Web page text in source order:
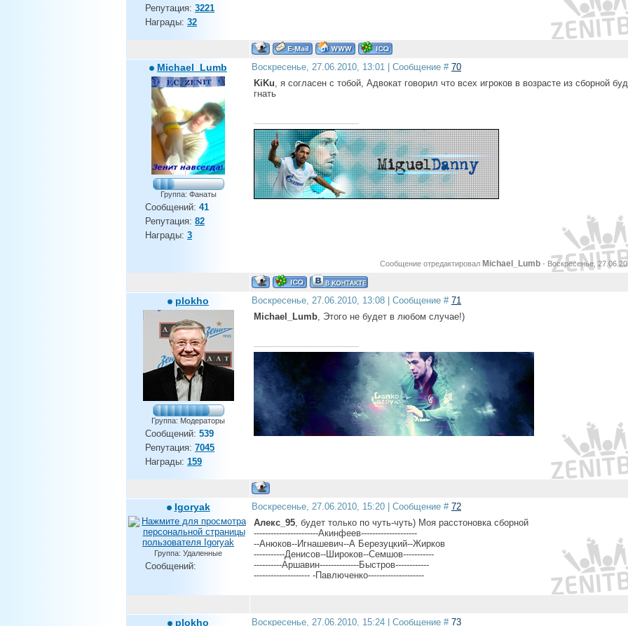
Репутация: 3221
Награды: 32
Michael_Lumb
Группа: Фанаты
Сообщений: 41
Репутация: 82
Награды: 3
Воскресенье, 27.06.2010, 13:01 | Сообщение # 70
KiKu, я согласен с тобой, Адвокат говорил что всех игроков в возрасте из сборной
гнать
Сообщение отредактировал Michael_Lumb - Воскресенье,
plokho
Группа: Модераторы
Сообщений: 539
Репутация: 7045
Награды: 159
Воскресенье, 27.06.2010, 13:08 | Сообщение # 71
Michael_Lumb, Этого не будет в любом случае!)
Igoryak
Группа: Удаленные
Сообщений:
Воскресенье, 27.06.2010, 15:20 | Сообщение # 72
Алекс_95, будет только по чуть-чуть) Моя расстоновка сборной
-----------------------Акинфеев--------------------
--Анюков--Игнашевич--А Березуцкий--Жирков
-----------Денисов--Широков--Семшов-----------
----------Аршавин--------------Быстров------------
-------------------- -Павлюченко--------------------
plokho Воскресенье, 27.06.2010, 15:24 | Сообщение # 73